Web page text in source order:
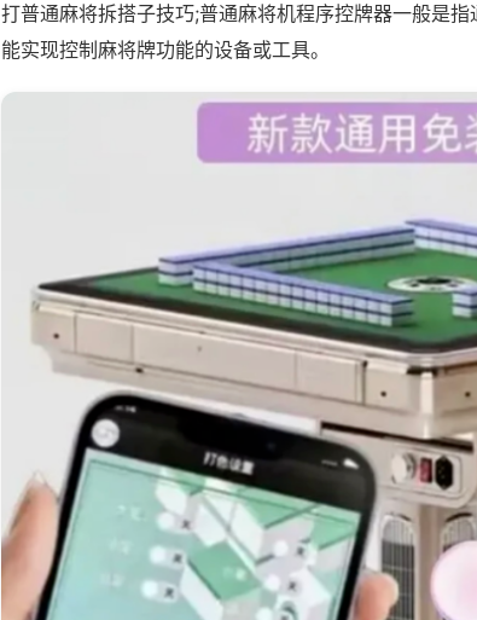
打普通麻将拆搭子技巧;普通麻将机程序控牌器一般是
能实现控制麻将牌功能的设备或工具。